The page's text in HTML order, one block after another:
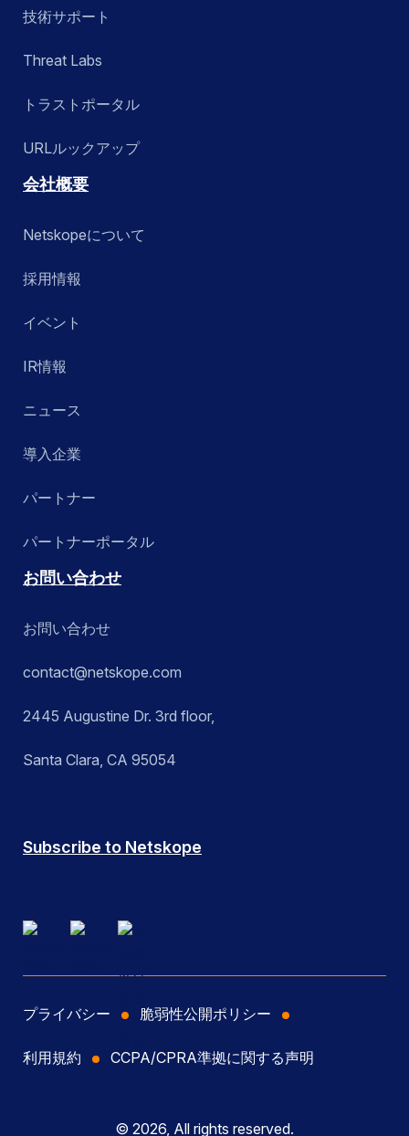
技術サポート
Threat Labs
トラストポータル
URLルックアップ
会社概要
Netskopeについて
採用情報
イベント
IR情報
ニュース
導入企業
パートナー
パートナーポータル
お問い合わせ
お問い合わせ
contact@netskope.com
2445 Augustine Dr. 3rd floor,
Santa Clara, CA 95054
Subscribe to Netskope
プライバシー 脆弱性公開ポリシー
利用規約 CCPA/CPRA準拠に関する声明
© 2026, All rights reserved.